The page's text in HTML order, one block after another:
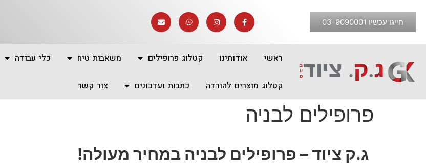
חייגו עכשיו 03-9090001
ראשי אודותינו קטלוג פרופילים משאבות טיח כלי עבודה
קטלוג מוצרים להורדה כתבות ועדכונים צור קשר
פרופילים לבניה
ג.ק ציוד – פרופילים לבניה במחיר מעולה!